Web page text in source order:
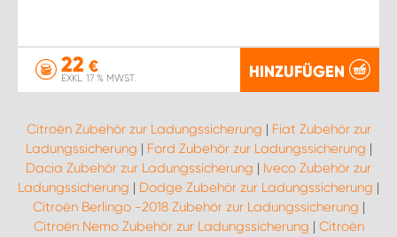
22 €
EXKL. 17 % MWST. HINZUFÜGEN
Citroën Zubehör zur Ladungssicherung | Fiat Zubehör zur
Ladungssicherung | Ford Zubehör zur Ladungssicherung |
Dacia Zubehör zur Ladungssicherung | Iveco Zubehör zur
Ladungssicherung | Dodge Zubehör zur Ladungssicherung |
Citroën Berlingo -2018 Zubehör zur Ladungssicherung |
Citroën Nemo Zubehör zur Ladungssicherung | Citroën